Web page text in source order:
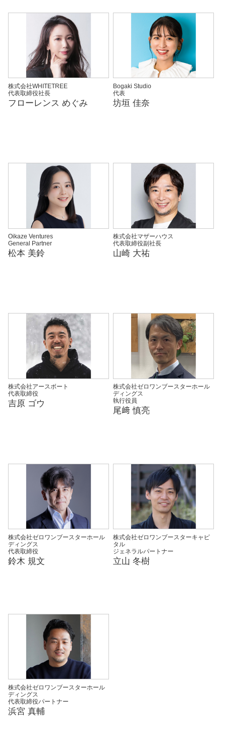
株式会社WHITETREE
代表取締役社長
フローレンス めぐみ
Bogaki Studio
代表
坊垣 佳奈
Oikaze Ventures
General Partner
松本 美鈴
株式会社マザーハウス
代表取締役副社長
山崎 大祐
株式会社アースボート
代表取締役
吉原 ゴウ
株式会社ゼロワンブースターホール
ディングス
執行役員
尾﨑 慎亮
株式会社ゼロワンブースターホール
ディングス
代表取締役
鈴木 規文
株式会社ゼロワンブースターキャピ
タル
ジェネラルパートナー
立山 冬樹
株式会社ゼロワンブースターホール
ディングス
代表取締役パートナー
浜宮 真輔